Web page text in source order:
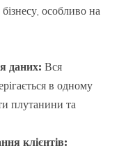
особливо на
даних: Вся
в одному
плутанини та
клієнтів: